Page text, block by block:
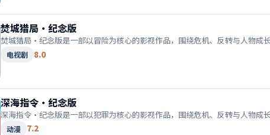
焚城猎局·纪念版
焚城猎局·纪念版是一部以冒险为核心的影视作品，围绕危机、反转与人物成
电视剧 8.0
深海指令·纪念版
深海指令·纪念版是一部以犯罪为核心的影视作品，围绕危机、反转与人物成
动漫 7.2